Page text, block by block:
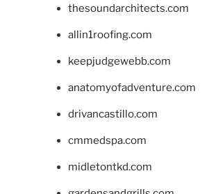
thesoundarchitects.com
allin1roofing.com
keepjudgewebb.com
anatomyofadventure.com
drivancastillo.com
cmmedspa.com
midletontkd.com